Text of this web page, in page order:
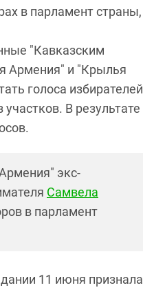
в парламент страны,
"Кавказским
Армения" и "Крылья
голоса избирателей
участков. В результате
экс-
Самвела
в парламент
11 июня признала